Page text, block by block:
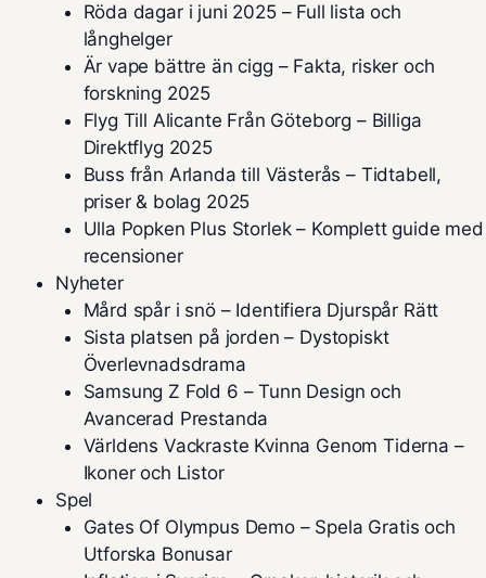
Röda dagar i juni 2025 – Full lista och
långhelger
Är vape bättre än cigg – Fakta, risker och
forskning 2025
Flyg Till Alicante Från Göteborg – Billiga
Direktflyg 2025
Buss från Arlanda till Västerås – Tidtabell,
priser & bolag 2025
Ulla Popken Plus Storlek – Komplett guide med
recensioner
Nyheter
Mård spår i snö – Identifiera Djurspår Rätt
Sista platsen på jorden – Dystopiskt
Överlevnadsdrama
Samsung Z Fold 6 – Tunn Design och
Avancerad Prestanda
Världens Vackraste Kvinna Genom Tiderna –
Ikoner och Listor
Spel
Gates Of Olympus Demo – Spela Gratis och
Utforska Bonusar